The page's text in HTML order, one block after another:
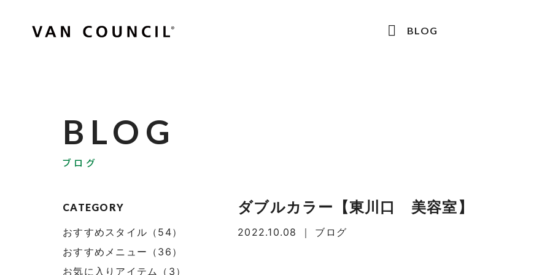
BLOG
BLOG
ブログ
CATEGORY
おすすめスタイル（54）
おすすめメニュー（36）
お気に入りアイテム（3）
ダブルカラー【東川口 美容室】
2022.10.08 ｜ ブログ